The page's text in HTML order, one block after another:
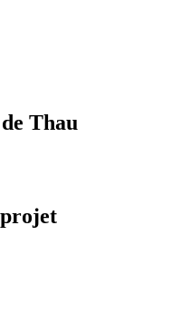
Thau